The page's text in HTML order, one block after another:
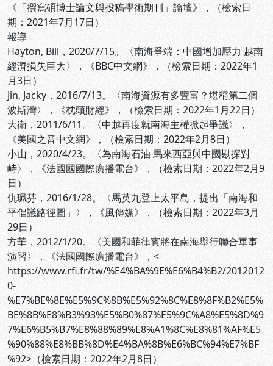
《「撰寫碩博士論文與投稿學術期刊」論壇》，
（檢索日
期：2021年7月17日）
報導
Hayton, Bill，2020/7/15。〈南海爭端：中國增加壓力 越南
經濟損失巨大〉，《BBC中文網》，
（檢索日期：2022年1
月3日）
Jin, Jacky，2016/7/13。〈南海資源有多豐富？堪稱第二個
波斯灣〉，《枕頭財經》，
（檢索日期：2022年1月22日）
大衛，2011/6/11。〈中越再度就南海主權掀起爭議〉，
《美國之音中文網》，
（檢索日期：2022年2月8日）
小山，2020/4/23。〈為南海石油 馬來西亞與中國勘探對
峙〉，《法國國國際廣播電台》，
（檢索日期：2022年2月9
日）
仇珮芬，2016/1/28。〈馬英九登上太平島，提出「南海和
平倡議路徑圖」〉，《風傳媒》，
（檢索日期：2022年3月
29日）
方華，2012/1/20。〈美國和菲律賓將在南海舉行聯合軍事
演習〉，《法國國際廣播電台》，<
https://www.rfi.fr/tw/%E4%BA%9E%E6%B4%B2/2012012
0-
%E7%BE%8E%E5%9C%8B%E5%92%8C%E8%8F%B2%E5%
BE%8B%E8%B3%93%E5%B0%87%E5%9C%A8%E5%8D%9
7%E6%B5%B7%E8%88%89%E8%A1%8C%E8%81%AF%E5
%90%88%E8%BB%8D%E4%BA%8B%E6%BC%94%E7%BF
%92>（檢索日期：2022年2月8日）